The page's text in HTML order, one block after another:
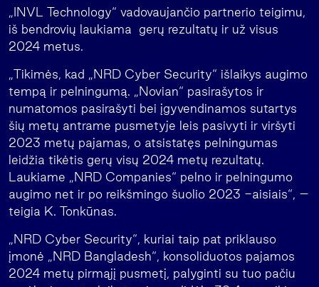
„INVL Technology“ vadovaujančio partnerio teigimu,
iš bendrovių laukiama gerų rezultatų ir už visus
2024 metus.
„Tikimės, kad „NRD Cyber Security“ išlaikys augimo
tempą ir pelningumą. „Novian“ pasirašytos ir
numatomos pasirašyti bei įgyvendinamos sutartys
šių metų antrame pusmetyje leis pasivyti ir viršyti
2023 metų pajamas, o atsistatęs pelningumas
leidžia tikėtis gerų visų 2024 metų rezultatų.
Laukiame „NRD Companies“ pelno ir pelningumo
augimo net ir po reikšmingo šuolio 2023 -aisiais“, –
teigia K. Tonkūnas.
„NRD Cyber Security“, kuriai taip pat priklauso
įmonė „NRD Bangladesh“, konsoliduotos pajamos
2024 metų pirmąjį pusmetį, palyginti su tuo pačiu